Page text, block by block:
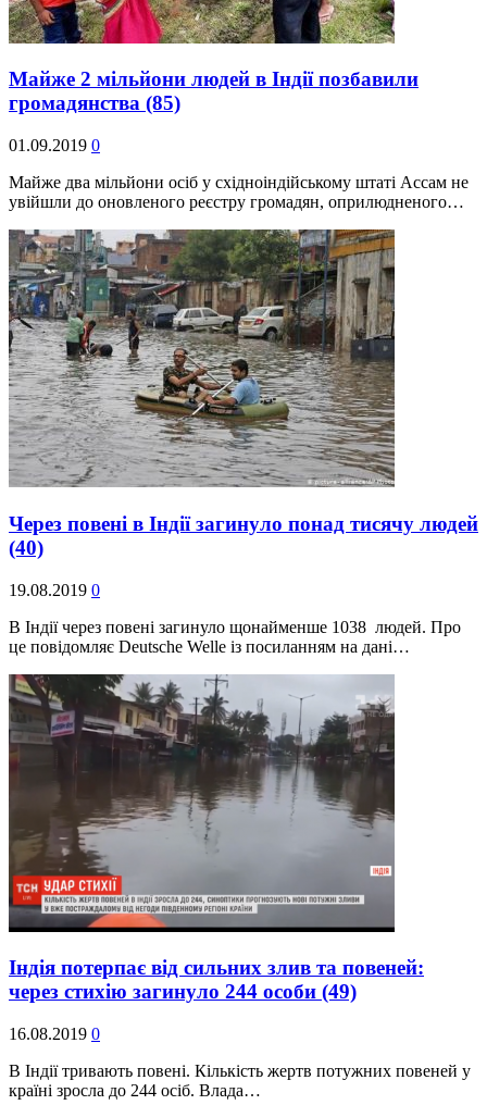
Майже 2 мільйони людей в Індії позбавили
громадянства (85)
01.09.2019 0
Майже два мільйони осіб у східноіндійському штаті Ассам не
увійшли до оновленого реєстру громадян, оприлюдненого…
Через повені в Індії загинуло понад тисячу людей
(40)
19.08.2019 0
В Індії через повені загинуло щонайменше 1038 людей. Про
це повідомляє Deutsche Welle із посиланням на дані…
Індія потерпає від сильних злив та повеней:
через стихію загинуло 244 особи (49)
16.08.2019 0
В Індії тривають повені. Кількість жертв потужних повеней у
країні зросла до 244 осіб. Влада…